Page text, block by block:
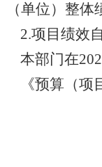
（单位）整
2.项目绩效
本部门在
《预算（